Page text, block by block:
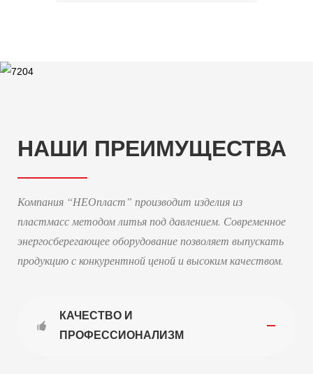
НАШИ ПРЕИМУЩЕСТВА
Компания “НЕОпласт” производит изделия из
пластмасс методом литья под давлением. Современное
энергосберегающее оборудование позволяет выпускать
продукцию с конкурентной ценой и высоким качеством.
КАЧЕСТВО И
ПРОФЕССИОНАЛИЗМ